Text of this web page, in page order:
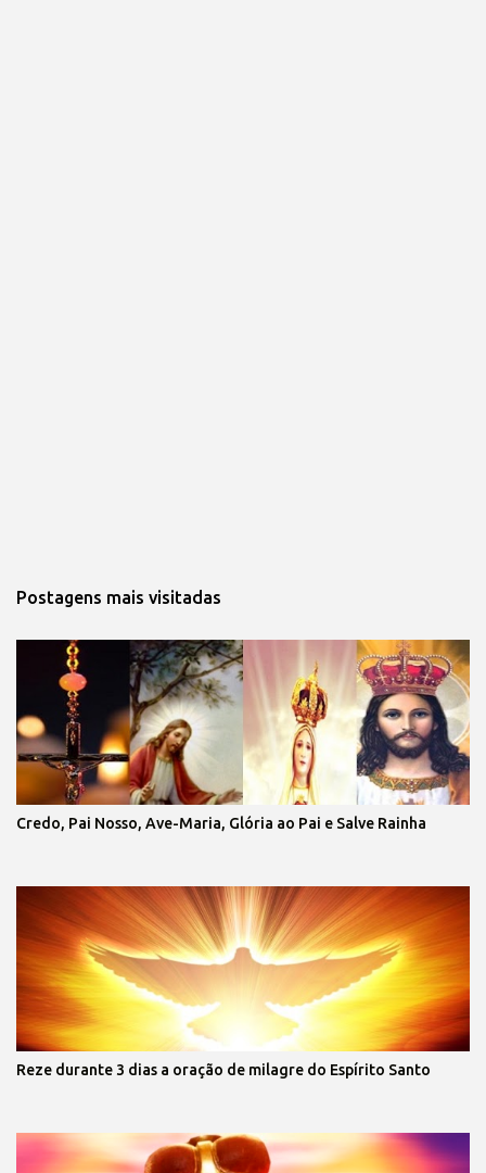
Postagens mais visitadas
Credo, Pai Nosso, Ave-Maria, Glória ao Pai e Salve Rainha
Reze durante 3 dias a oração de milagre do Espírito Santo